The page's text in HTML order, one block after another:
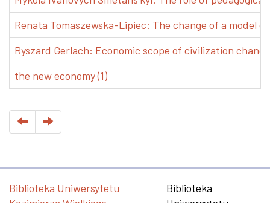
Renata Tomaszewska-Lipiec: The change of a model
Ryszard Gerlach: Economic scope of civilization
the new economy (1)
Biblioteka Uniwersytetu
Biblioteka